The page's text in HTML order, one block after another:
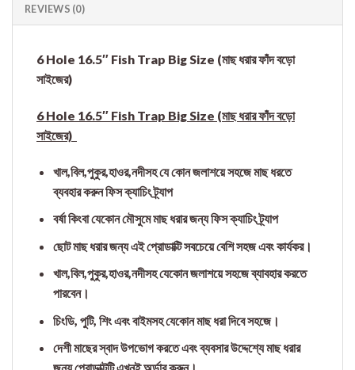
REVIEWS (0)
6 Hole 16.5″ Fish Trap Big Size (মাছ ধরার ফাঁদ বড়ো
সাইজের)
6 Hole 16.5″ Fish Trap Big Size (মাছ ধরার ফাঁদ বড়ো
সাইজের)
খাল,বিল,পুকুর,হাওর,নদীসহ যে কোন জলাশয়ে সহজে মাছ ধরতে
ব্যবহার করুন ফিস ক্যাচিং ট্র্যাপ
বর্ষা কিংবা যেকোন মৌসুমে মাছ ধরার জন্য ফিস ক্যাচিং ট্র্যাপ
ছোট মাছ ধরার জন্য এই প্রোডাক্টি সবচেয়ে বেশি সহজ এবং কার্যকর।
খাল,বিল,পুকুর,হাওর,নদীসহ যেকোন জলাশয়ে সহজে ব্যাবহার করতে
পারবেন।
চিংডি, পুটি, শিং এবং বাইমসহ যেকোন মাছ ধরা দিবে সহজে।
দেশী মাছের স্বাদ উপভোগ করতে এবং ব্যবসার উদ্দেশ্যে মাছ ধরার